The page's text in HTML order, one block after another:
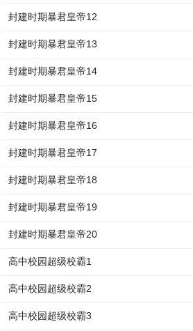
封建时期暴君皇帝12
封建时期暴君皇帝13
封建时期暴君皇帝14
封建时期暴君皇帝15
封建时期暴君皇帝16
封建时期暴君皇帝17
封建时期暴君皇帝18
封建时期暴君皇帝19
封建时期暴君皇帝20
高中校园超级校霸1
高中校园超级校霸2
高中校园超级校霸3